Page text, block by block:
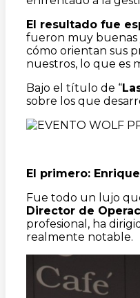
El resultado fue
fueron muy buenas
cómo orientan sus
nuestros, lo que es
Bajo el título de “
sobre los que
El primero:
Fue todo un lujo
Director de
profesional, ha
realmente notable.